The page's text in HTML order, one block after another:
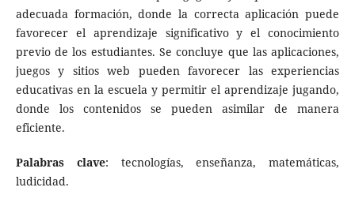
adecuada formación, donde la correcta aplicación puede
favorecer el aprendizaje significativo y el conocimiento
previo de los estudiantes. Se concluye que las aplicaciones,
juegos y sitios web pueden favorecer las experiencias
educativas en la escuela y permitir el aprendizaje jugando,
donde los contenidos se pueden asimilar de manera
eficiente.
Palabras clave: tecnologías, enseñanza, matemáticas,
ludicidad.